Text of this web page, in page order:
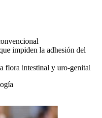
impiden la adhesión del
flora intestinal y uro-genital